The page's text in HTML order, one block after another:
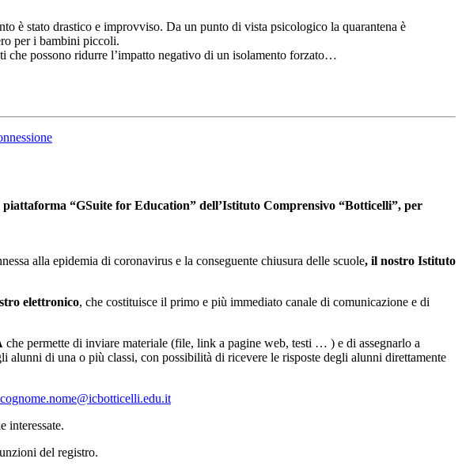
è stato drastico e improvviso. Da un punto di vista psicologico la quarantena è
per i bambini piccoli.
possono ridurre l’impatto negativo di un isolamento forzato…
“GSuite for Education” dell’Istituto Comprensivo “Botticelli”, per
alla epidemia di coronavirus e la conseguente chiusura delle scuole, il nostro Istituto
elettronico, che costituisce il primo e più immediato canale di comunicazione e di
che permette di inviare materiale (file, link a pagine web, testi … ) e di assegnarlo a
alunni di una o più classi, con possibilità di ricevere le risposte degli alunni direttamente
cognome.nome@icbotticelli.edu.it
interessate.
del registro.